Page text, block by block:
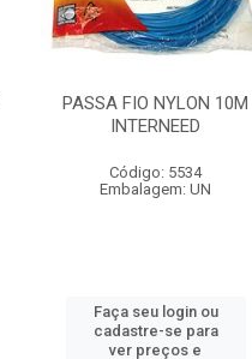
PASSA FIO NYLON 10M
INTERNEED
Código: 5534
Embalagem: UN
Faça seu login ou
cadastre-se para
ver preços e